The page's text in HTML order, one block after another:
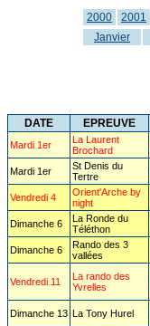
2000 2001
Janvier
DATE EPREUVE
Mardi 1er
La Laurent
Brochard
Mardi 1er
St Denis du
Tertre
Vendredi 4
Orient'Arche by
night
Dimanche 6
La Ronde du
Téléthon
Dimanche 6
Rando des 3
vallées
Vendredi 11
La rando des
Yvrelles
Dimanche 13 La Tony Hurel